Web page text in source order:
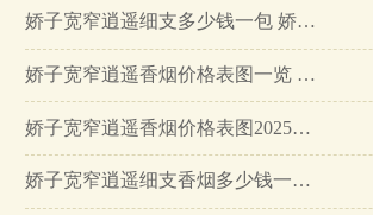
娇子宽窄逍遥细支多少钱一包 娇子宽窄逍遥细支香烟价格表…
娇子宽窄逍遥香烟价格表图一览 娇子宽窄逍遥烟价格2025…
娇子宽窄逍遥香烟价格表图2025最新…
娇子宽窄逍遥细支香烟多少钱一包 娇子宽窄逍遥细支价格表…